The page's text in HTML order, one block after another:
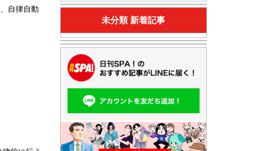
自律自動
未分類 新着記事